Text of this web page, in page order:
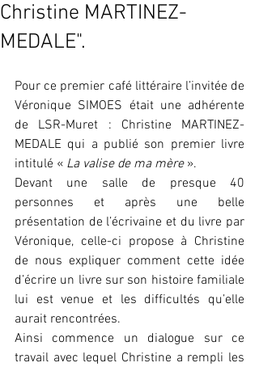
Christine MARTINEZ-
MEDALE".
Pour ce premier café littéraire l’invitée de
Véronique SIMOES était une adhérente
de LSR-Muret : Christine MARTINEZ-
MEDALE qui a publié son premier livre
intitulé « La valise de ma mère ».
Devant une salle de presque 40
personnes et après une belle
présentation de l’écrivaine et du livre par
Véronique, celle-ci propose à Christine
de nous expliquer comment cette idée
d’écrire un livre sur son histoire familiale
lui est venue et les difficultés qu’elle
aurait rencontrées.
Ainsi commence un dialogue sur ce
travail avec lequel Christine a rempli les